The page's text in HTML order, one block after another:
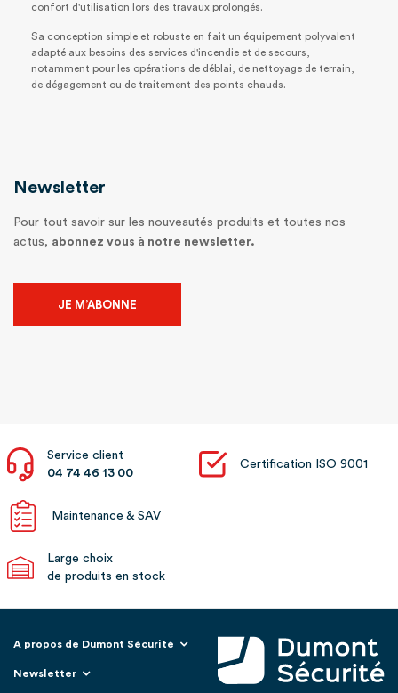
confort d'utilisation lors des travaux prolongés.
Sa conception simple et robuste en fait un équipement polyvalent
adapté aux besoins des services d'incendie et de secours,
notamment pour les opérations de déblai, de nettoyage de terrain,
de dégagement ou de traitement des points chauds.
Newsletter
Pour tout savoir sur les nouveautés produits et toutes nos
actus, abonnez vous à notre newsletter.
JE M’ABONNE
Service client
04 74 46 13 00
Certification ISO 9001
Maintenance & SAV
Large choix
de produits en stock
A propos de Dumont Sécurité
Newsletter